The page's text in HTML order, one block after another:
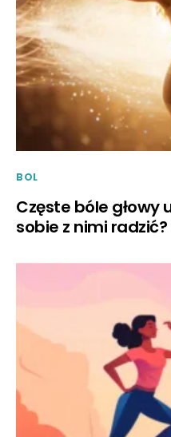
BOL
Częste bóle
sobie z nimi radzić?